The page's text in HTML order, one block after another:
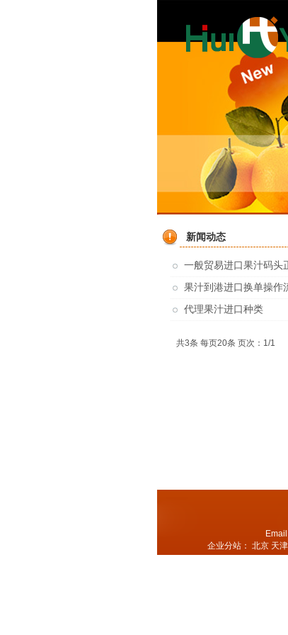
新闻动态
一般贸易进口果汁码头
果汁到港进口换单操作
代理果汁进口种类
共3条 每页20条 页次：1/1
企业分站： 北京 天津